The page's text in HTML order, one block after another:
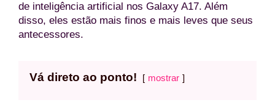
de inteligência artificial nos Galaxy A17. Além
disso, eles estão mais finos e mais leves que seus
antecessores.
Vá direto ao ponto! mostrar